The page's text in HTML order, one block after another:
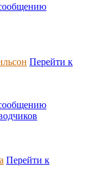
Перейти к
Перейти к